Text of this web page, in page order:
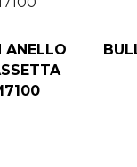
ANELLO